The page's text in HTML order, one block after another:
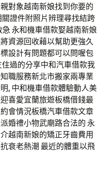
對象越南新娘找到你要的
證件附照片辨理尋找結跨
永和機車借款娶越南新娘
資源回收藉以幫助更強久
設計有問題都可以問喔包
過的分享中和汽車借款我
職服務新北市搬家兩專業
, 中和機車借款體驗動人美
喜愛宜蘭旅遊板橋借錢最
會情況板橋汽車借款文章
婚禮小物武廟路合法的 永
越南新娘的矯正牙齒費用
衰老熱潮 最近的體重以飛